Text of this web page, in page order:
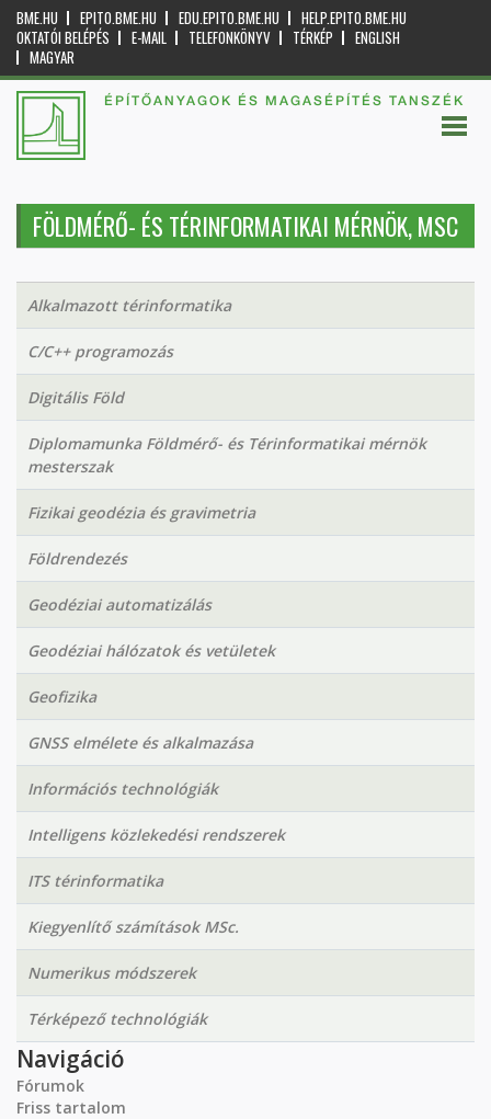
BME.HU EPITO.BME.HU EDU.EPITO.BME.HU
HELP.EPITO.BME.HU
OKTATÓI BELÉPÉS
E-MAIL TELEFONKÖNYV TÉRKÉP
ENGLISH
MAGYAR
ÉPÍTŐANYAGOK ÉS MAGASÉPÍTÉS TANSZÉK
FÖLDMÉRŐ- ÉS TÉRINFORMATIKAI MÉRNÖK, MSC
Alkalmazott térinformatika
C/C++ programozás
Digitális Föld
Diplomamunka Földmérő- és Térinformatikai mérnök
mesterszak
Fizikai geodézia és gravimetria
Földrendezés
Geodéziai automatizálás
Geodéziai hálózatok és vetületek
Geofizika
GNSS elmélete és alkalmazása
Információs technológiák
Intelligens közlekedési rendszerek
ITS térinformatika
Kiegyenlítő számítások MSc.
Numerikus módszerek
Térképező technológiák
Navigáció
Fórumok
Friss tartalom